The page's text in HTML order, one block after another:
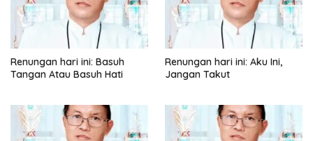
Renungan hari ini: Basuh
Tangan Atau Basuh Hati
Renungan hari ini: Aku Ini,
Jangan Takut